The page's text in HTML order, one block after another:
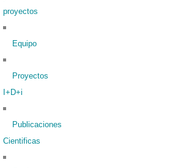
proyectos
Equipo
Proyectos
I+D+i
Publicaciones
Cientificas